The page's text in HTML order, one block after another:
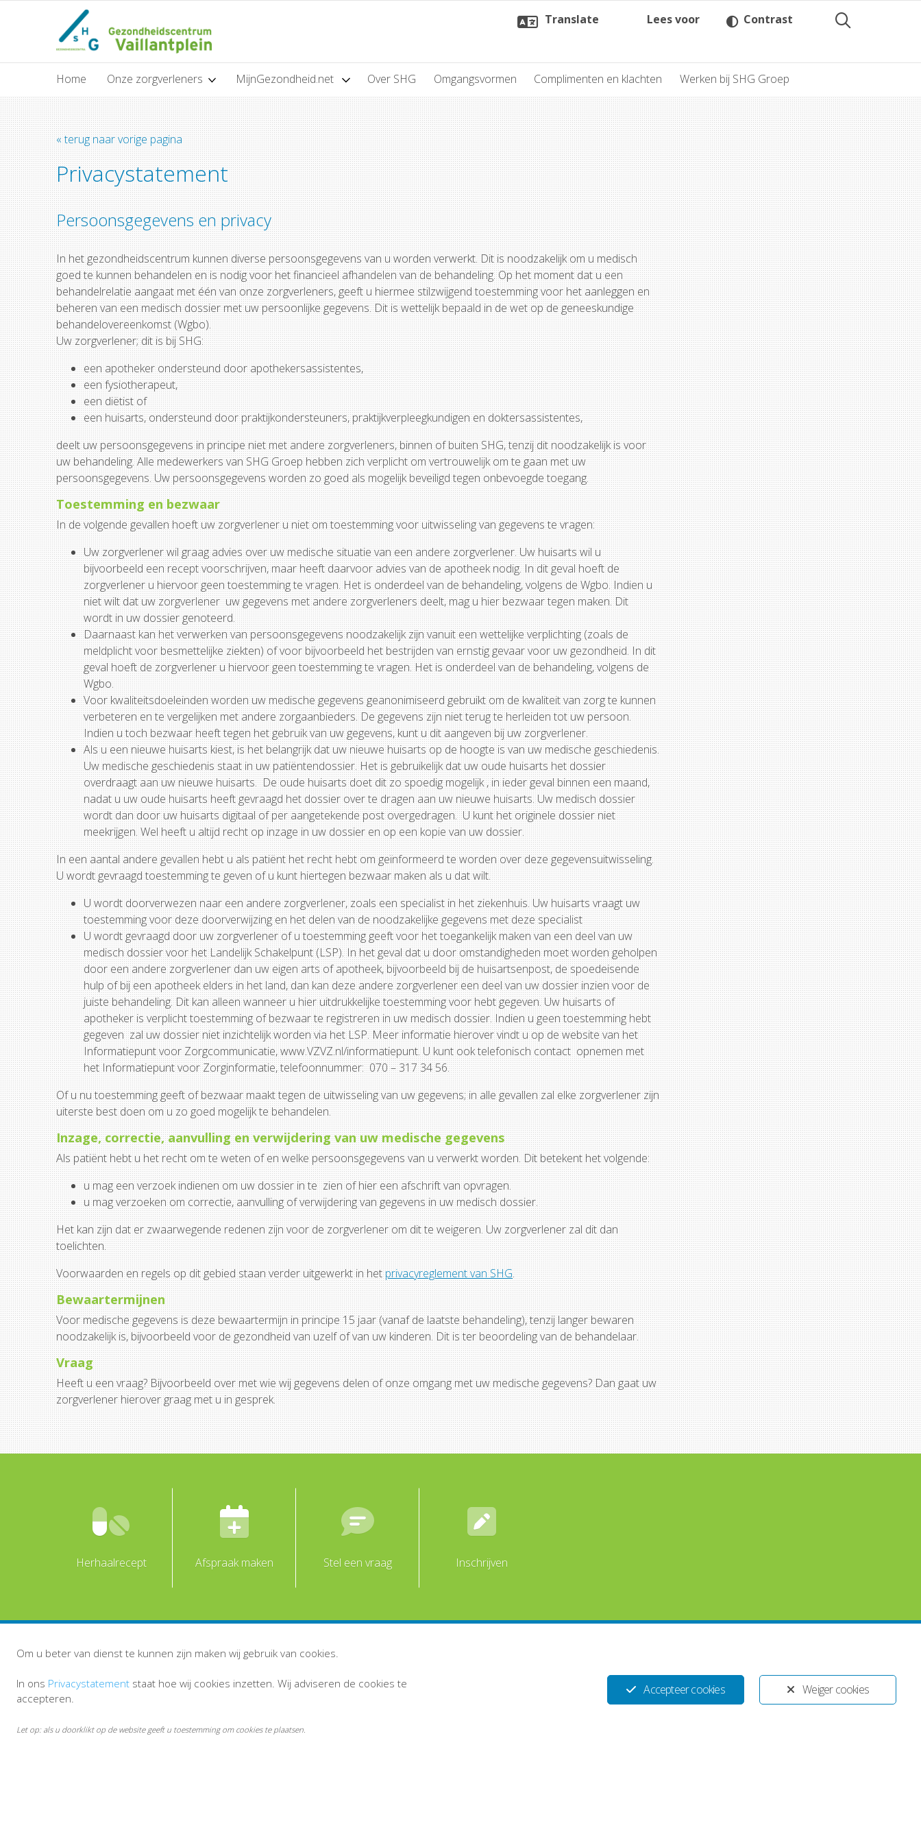
Translate Lees voor Contrast
Home Onze zorgverleners MijnGezondheid.net Over SHG Omgangsvormen Complimenten en klachten Werken bij SHG Groep
« terug naar vorige pagina
Privacystatement
Persoonsgegevens en privacy
In het gezondheidscentrum kunnen diverse persoonsgegevens van u worden verwerkt. Dit is noodzakelijk om u medisch
goed te kunnen behandelen en is nodig voor het financieel afhandelen van de behandeling. Op het moment dat u een
behandelrelatie aangaat met één van onze zorgverleners, geeft u hiermee stilzwijgend toestemming voor het aanleggen en
beheren van een medisch dossier met uw persoonlijke gegevens. Dit is wettelijk bepaald in de wet op de geneeskundige
behandelovereenkomst (Wgbo).
Uw zorgverlener; dit is bij SHG:
een apotheker ondersteund door apothekersassistentes,
een fysiotherapeut,
een diëtist of
een huisarts, ondersteund door praktijkondersteuners, praktijkverpleegkundigen en doktersassistentes,
deelt uw persoonsgegevens in principe niet met andere zorgverleners, binnen of buiten SHG, tenzij dit noodzakelijk is voor
uw behandeling. Alle medewerkers van SHG Groep hebben zich verplicht om vertrouwelijk om te gaan met uw
persoonsgegevens. Uw persoonsgegevens worden zo goed als mogelijk beveiligd tegen onbevoegde toegang.
Toestemming en bezwaar
In de volgende gevallen hoeft uw zorgverlener u niet om toestemming voor uitwisseling van gegevens te vragen:
Uw zorgverlener wil graag advies over uw medische situatie van een andere zorgverlener. Uw huisarts wil u
bijvoorbeeld een recept voorschrijven, maar heeft daarvoor advies van de apotheek nodig. In dit geval hoeft de
zorgverlener u hiervoor geen toestemming te vragen. Het is onderdeel van de behandeling, volgens de Wgbo. Indien u
niet wilt dat uw zorgverlener uw gegevens met andere zorgverleners deelt, mag u hier bezwaar tegen maken. Dit
wordt in uw dossier genoteerd.
Daarnaast kan het verwerken van persoonsgegevens noodzakelijk zijn vanuit een wettelijke verplichting (zoals de
meldplicht voor besmettelijke ziekten) of voor bijvoorbeeld het bestrijden van ernstig gevaar voor uw gezondheid. In dit
geval hoeft de zorgverlener u hiervoor geen toestemming te vragen. Het is onderdeel van de behandeling, volgens de
Wgbo.
Voor kwaliteitsdoeleinden worden uw medische gegevens geanonimiseerd gebruikt om de kwaliteit van zorg te kunnen
verbeteren en te vergelijken met andere zorgaanbieders. De gegevens zijn niet terug te herleiden tot uw persoon.
Indien u toch bezwaar heeft tegen het gebruik van uw gegevens, kunt u dit aangeven bij uw zorgverlener.
Als u een nieuwe huisarts kiest, is het belangrijk dat uw nieuwe huisarts op de hoogte is van uw medische geschiedenis.
Uw medische geschiedenis staat in uw patiëntendossier. Het is gebruikelijk dat uw oude huisarts het dossier
overdraagt aan uw nieuwe huisarts. De oude huisarts doet dit zo spoedig mogelijk , in ieder geval binnen een maand,
nadat u uw oude huisarts heeft gevraagd het dossier over te dragen aan uw nieuwe huisarts. Uw medisch dossier
wordt dan door uw huisarts digitaal of per aangetekende post overgedragen. U kunt het originele dossier niet
meekrijgen. Wel heeft u altijd recht op inzage in uw dossier en op een kopie van uw dossier.
In een aantal andere gevallen hebt u als patiënt het recht hebt om geïnformeerd te worden over deze gegevensuitwisseling.
U wordt gevraagd toestemming te geven of u kunt hiertegen bezwaar maken als u dat wilt.
U wordt doorverwezen naar een andere zorgverlener, zoals een specialist in het ziekenhuis. Uw huisarts vraagt uw
toestemming voor deze doorverwijzing en het delen van de noodzakelijke gegevens met deze specialist
U wordt gevraagd door uw zorgverlener of u toestemming geeft voor het toegankelijk maken van een deel van uw
medisch dossier voor het Landelijk Schakelpunt (LSP). In het geval dat u door omstandigheden moet worden geholpen
door een andere zorgverlener dan uw eigen arts of apotheek, bijvoorbeeld bij de huisartsenpost, de spoedeisende
hulp of bij een apotheek elders in het land, dan kan deze andere zorgverlener een deel van uw dossier inzien voor de
juiste behandeling. Dit kan alleen wanneer u hier uitdrukkelijke toestemming voor hebt gegeven. Uw huisarts of
apotheker is verplicht toestemming of bezwaar te registreren in uw medisch dossier. Indien u geen toestemming hebt
gegeven zal uw dossier niet inzichtelijk worden via het LSP. Meer informatie hierover vindt u op de website van het
Informatiepunt voor Zorgcommunicatie, www.VZVZ.nl/informatiepunt. U kunt ook telefonisch contact opnemen met
het Informatiepunt voor Zorginformatie, telefoonnummer: 070 – 317 34 56.
Of u nu toestemming geeft of bezwaar maakt tegen de uitwisseling van uw gegevens; in alle gevallen zal elke zorgverlener zijn
uiterste best doen om u zo goed mogelijk te behandelen.
Inzage, correctie, aanvulling en verwijdering van uw medische gegevens
Als patiënt hebt u het recht om te weten of en welke persoonsgegevens van u verwerkt worden. Dit betekent het volgende:
u mag een verzoek indienen om uw dossier in te zien of hier een afschrift van opvragen.
u mag verzoeken om correctie, aanvulling of verwijdering van gegevens in uw medisch dossier.
Het kan zijn dat er zwaarwegende redenen zijn voor de zorgverlener om dit te weigeren. Uw zorgverlener zal dit dan
toelichten.
Voorwaarden en regels op dit gebied staan verder uitgewerkt in hetprivacyreglement van SHG.
Bewaartermijnen
Voor medische gegevens is deze bewaartermijn in principe 15 jaar (vanaf de laatste behandeling), tenzij langer bewaren
noodzakelijk is, bijvoorbeeld voor de gezondheid van uzelf of van uw kinderen. Dit is ter beoordeling van de behandelaar.
Vraag
Heeft u een vraag? Bijvoorbeeld over met wie wij gegevens delen of onze omgang met uw medische gegevens? Dan gaat uw
zorgverlener hierover graag met u in gesprek.
Herhaalrecept Afspraak maken Stel een vraag Inschrijven
Weiger cookies
Accepteer cookies
Om u beter van dienst te kunnen zijn maken wij gebruik van cookies.
In ons Privacystatement staat hoe wij cookies inzetten. Wij adviseren de cookies te
accepteren.
Let op: als u doorklikt op de website geeft u toestemming om cookies te plaatsen.